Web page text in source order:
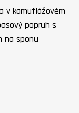
v kamuflážovém
popruh s
na sponu